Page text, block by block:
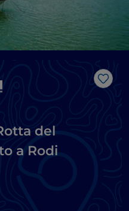
Like
del
a Rodi